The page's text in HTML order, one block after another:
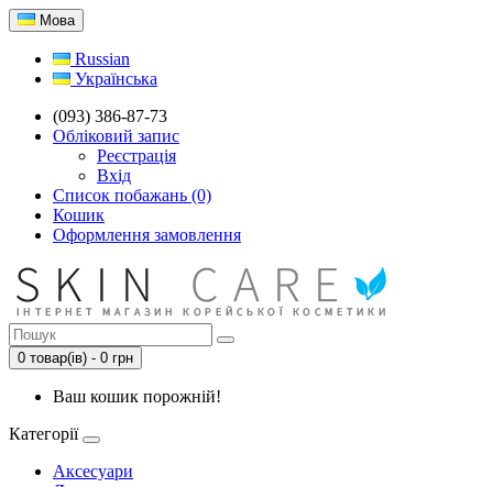
Мова
Russian
Українська
(093) 386-87-73
Обліковий запис
Реєстрація
Вхід
Список побажань (0)
Кошик
Оформлення замовлення
0 товар(ів) - 0 грн
Ваш кошик порожній!
Категорії
Аксесуари